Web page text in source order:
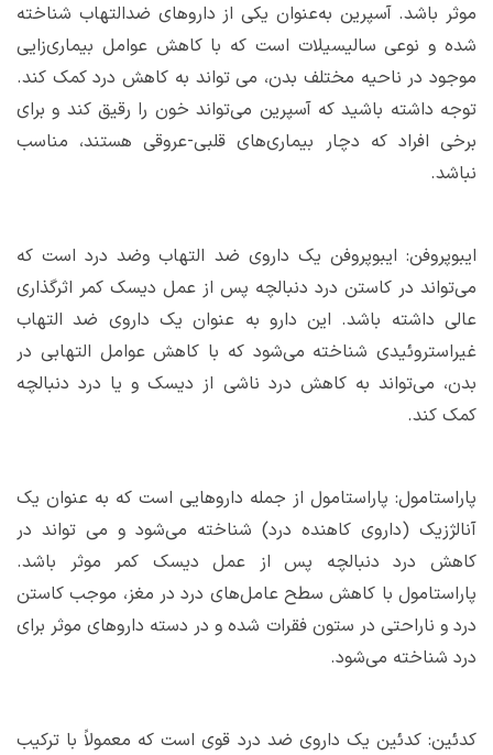
موثر باشد. آسپرین به‌عنوان یکی از داروهای ضدالتهاب شناخته
شده و نوعی سالیسیلات است که با کاهش عوامل بیماری‌زایی
موجود در ناحیه مختلف بدن، می تواند به کاهش درد کمک کند.
توجه داشته باشید که آسپرین می‌تواند خون را رقیق کند و برای
برخی افراد که دچار بیماری‌های قلبی-عروقی هستند، مناسب
نباشد.
ایبوپروفن: ایبوپروفن یک داروی ضد التهاب وضد درد است که
می‌تواند در کاستن درد دنبالچه پس از عمل دیسک کمر اثرگذاری
عالی داشته باشد. این دارو به عنوان یک داروی ضد التهاب
غیراستروئیدی شناخته می‌شود که با کاهش عوامل التهابی در
بدن، می‌تواند به کاهش درد ناشی از دیسک و یا درد دنبالچه
کمک کند.
پاراستامول: پاراستامول از جمله داروهایی است که به عنوان یک
آنالژزیک (داروی کاهنده درد) شناخته می‌شود و می تواند در
کاهش درد دنبالچه پس از عمل دیسک کمر موثر باشد.
پاراستامول با کاهش سطح عامل‌های درد در مغز، موجب کاستن
درد و ناراحتی در ستون فقرات شده و در دسته داروهای موثر برای
درد شناخته می‌شود.
کدئین: کدئین یک داروی ضد درد قوی است که معمولاً با ترکیب